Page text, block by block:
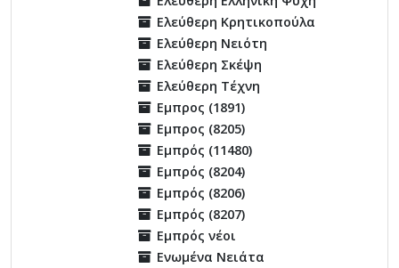
Ελεύθερη Κρητικοπούλα
Ελεύθερη Νειότη
Ελεύθερη Σκέψη
Ελεύθερη Τέχνη
Εμπρος (1891)
Εμπρος (8205)
Εμπρός (11480)
Εμπρός (8204)
Εμπρός (8206)
Εμπρός (8207)
Εμπρός νέοι
Ενωμένα Νειάτα